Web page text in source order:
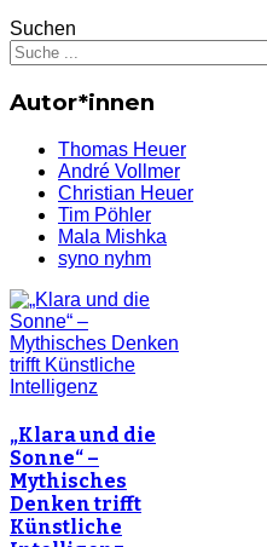
Suchen
Autor*innen
Thomas Heuer
André Vollmer
Christian Heuer
Tim Pöhler
Mala Mishka
syno nyhm
„Klara und die
Sonne“ –
Mythisches
Denken trifft
Künstliche